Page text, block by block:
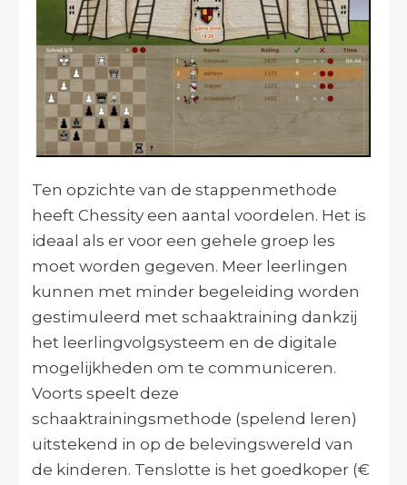
Ten opzichte van de stappenmethode
heeft Chessity een aantal voordelen. Het is
ideaal als er voor een gehele groep les
moet worden gegeven. Meer leerlingen
kunnen met minder begeleiding worden
gestimuleerd met schaaktraining dankzij
het leerlingvolgsysteem en de digitale
mogelijkheden om te communiceren.
Voorts speelt deze
schaaktrainingsmethode (spelend leren)
uitstekend in op de belevingswereld van
de kinderen. Tenslotte is het goedkoper (€